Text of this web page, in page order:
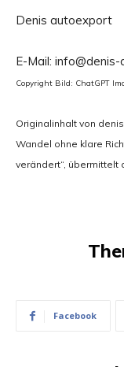
Denis autoexport
E-Mail:
Copyright Bild: ChatGPT
Originalinhalt von
Wandel ohne klare
verändert“, übermittelt
Facebook